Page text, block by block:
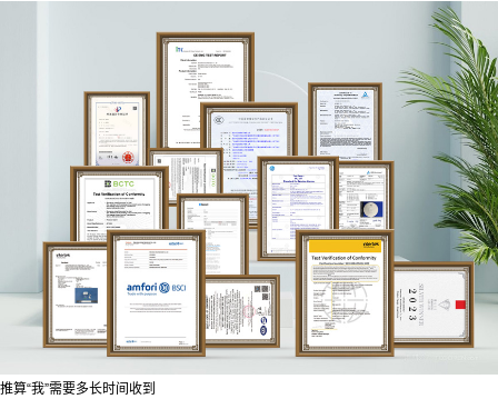
推算“我”需要多长时间收到